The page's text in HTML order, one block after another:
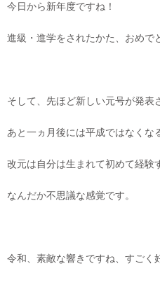
今日から新年度ですね！
進級・進学をされたかた、おめで
そして、先ほど新しい元号が発表
あと一ヵ月後には平成ではなくな
改元は自分は生まれて初めて経験
なんだか不思議な感覚です。
令和、素敵な響きですね、すごく